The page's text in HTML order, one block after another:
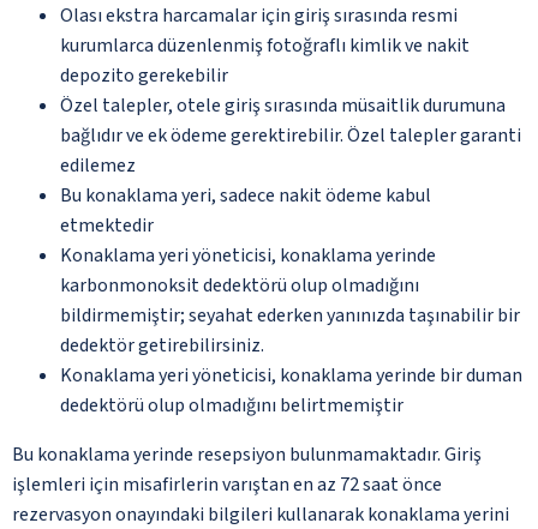
Olası ekstra harcamalar için giriş sırasında resmi
kurumlarca düzenlenmiş fotoğraflı kimlik ve nakit
depozito gerekebilir
Özel talepler, otele giriş sırasında müsaitlik durumuna
bağlıdır ve ek ödeme gerektirebilir. Özel talepler garanti
edilemez
Bu konaklama yeri, sadece nakit ödeme kabul
etmektedir
Konaklama yeri yöneticisi, konaklama yerinde
karbonmonoksit dedektörü olup olmadığını
bildirmemiştir; seyahat ederken yanınızda taşınabilir bir
dedektör getirebilirsiniz.
Konaklama yeri yöneticisi, konaklama yerinde bir duman
dedektörü olup olmadığını belirtmemiştir
Bu konaklama yerinde resepsiyon bulunmamaktadır. Giriş
işlemleri için misafirlerin varıştan en az 72 saat önce
rezervasyon onayındaki bilgileri kullanarak konaklama yerini